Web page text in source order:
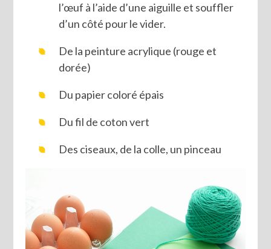
l’œuf à l’aide d’une aiguille et souffler
d’un côté pour le vider.
De la peinture acrylique (rouge et
dorée)
Du papier coloré épais
Du fil de coton vert
Des ciseaux, de la colle, un pinceau